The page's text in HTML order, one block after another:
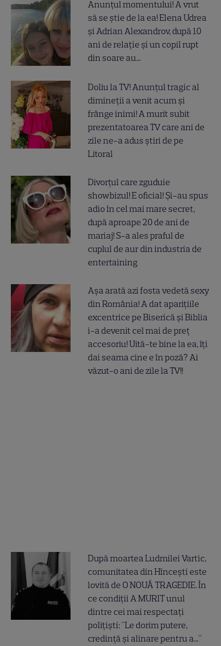
Anunțul momentului! A vrut
să se știe de la ea! Elena Udrea
și Adrian Alexandrov, după 10
ani de relație și un copil rupt
din soare au...
Doliu la TV! Anunțul tragic al
dimineții a venit acum și
frânge inimi! A murit subit
prezentatoarea TV care ani de
zile ne-a adus știri de pe
Litoral
Divorțul care zguduie
showbizul! E oficial! Și-au spus
adio în cel mai mare secret,
după aproape 20 de ani de
mariaj! S-a ales praful de
cuplul de aur din industria de
entertaining
Așa arată azi fosta vedetă sexy
din România! A dat aparițiile
excentrice pe Biserică și Biblia
i-a devenit cel mai de preț
accesoriu! Uită-te bine la ea, îți
dai seama cine e în poză? Ai
văzut-o ani de zile la TV!!
După moartea Ludmilei Vartic,
comunitatea din Hîncești este
lovită de O NOUĂ TRAGEDIE. În
ce condiții A MURIT unul
dintre cei mai respectați
polițiști: "Le dorim putere,
credință și alinare pentru a..."